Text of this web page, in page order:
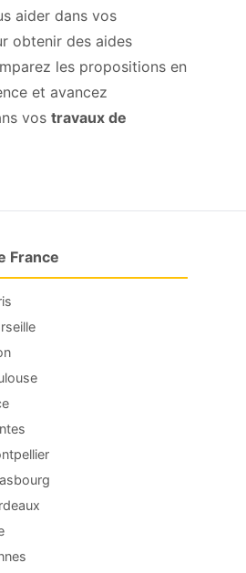
aider dans vos
obtenir des aides
les propositions en
et avancez
vos travaux de
France